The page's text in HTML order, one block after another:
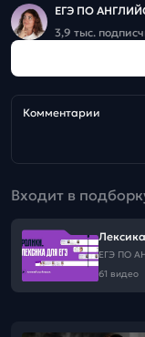
ЕГЭ ПО
3,9 тыс.
Комментарии
Входит в
61 видео